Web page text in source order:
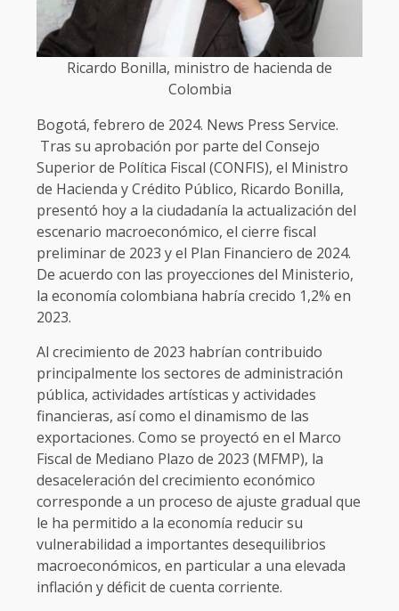
Ricardo Bonilla, ministro de hacienda de
Colombia
Bogotá, febrero de 2024. News Press Service.
Tras su aprobación por parte del Consejo
Superior de Política Fiscal (CONFIS), el Ministro
de Hacienda y Crédito Público, Ricardo Bonilla,
presentó hoy a la ciudadanía la actualización del
escenario macroeconómico, el cierre fiscal
preliminar de 2023 y el Plan Financiero de 2024.
De acuerdo con las proyecciones del Ministerio,
la economía colombiana habría crecido 1,2% en
2023.
Al crecimiento de 2023 habrían contribuido
principalmente los sectores de administración
pública, actividades artísticas y actividades
financieras, así como el dinamismo de las
exportaciones. Como se proyectó en el Marco
Fiscal de Mediano Plazo de 2023 (MFMP), la
desaceleración del crecimiento económico
corresponde a un proceso de ajuste gradual que
le ha permitido a la economía reducir su
vulnerabilidad a importantes desequilibrios
macroeconómicos, en particular a una elevada
inflación y déficit de cuenta corriente.